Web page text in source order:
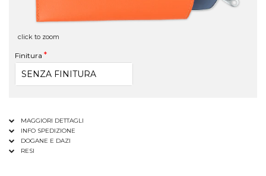
click to zoom
Finitura
MAGGIORI DETTAGLI
INFO SPEDIZIONE
DOGANE E DAZI
RESI